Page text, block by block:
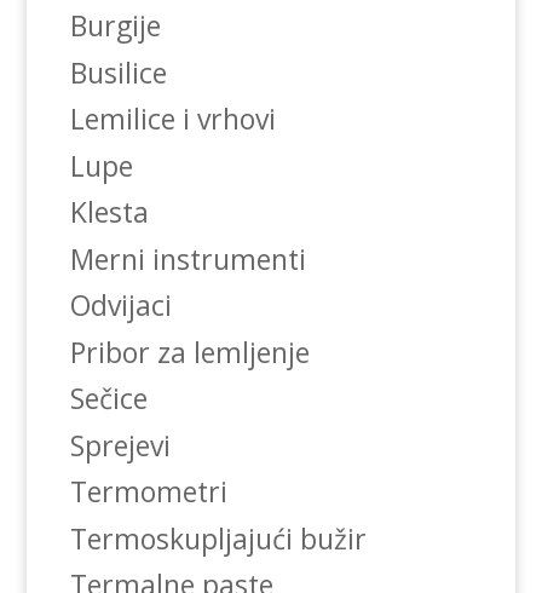
Burgije
Busilice
Lemilice i vrhovi
Lupe
Klesta
Merni instrumenti
Odvijaci
Pribor za lemljenje
Sečice
Sprejevi
Termometri
Termoskupljajući bužir
Termalne paste